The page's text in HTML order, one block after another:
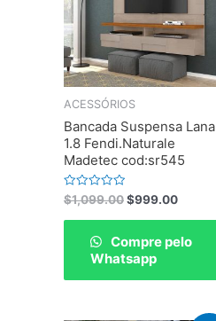
ACESSÓRIOS
Bancada Suspensa Lana
1.8 Fendi.Naturale
Madetec cod:sr545
Rated
0
out
$1,099.00$999.00
Compre pelo
Whatsapp